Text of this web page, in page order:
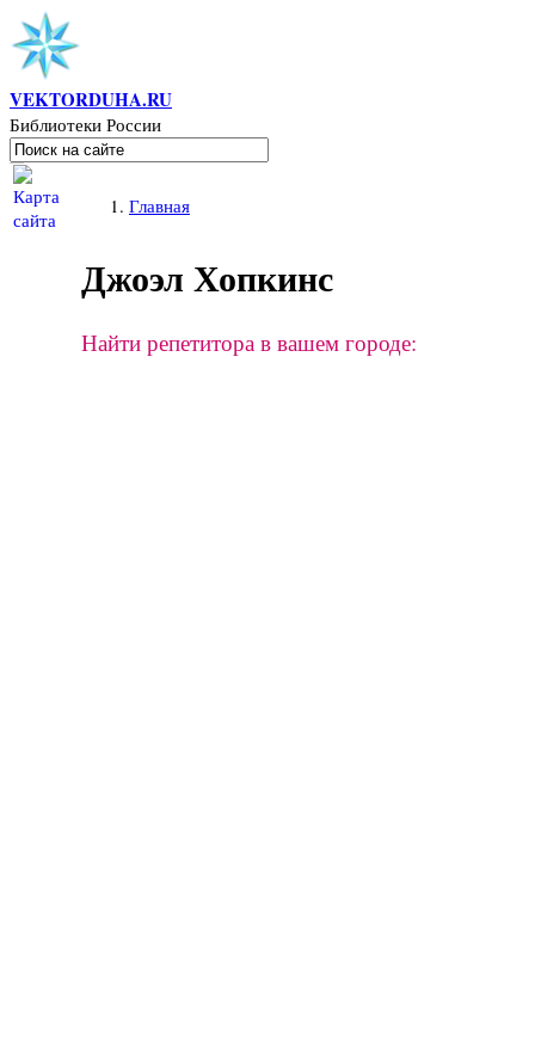
Перейти к основному содержанию
VEKTORDUHA.RU
Библиотеки России
Форма поиска
Поиск
Вы здесьГлавная
Джоэл Хопкинс
Найти репетитора в вашем городе: